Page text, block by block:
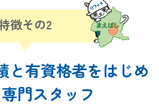
徴その2
と有資格者をはじめ
門スタッフ